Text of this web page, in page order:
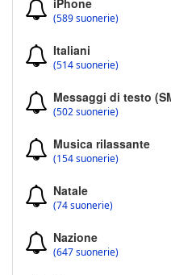
iPhone
(589 suonerie)
Italiani
(514 suonerie)
Messaggi di testo
(502 suonerie)
Musica rilassante
(154 suonerie)
Natale
(74 suonerie)
Nazione
(647 suonerie)